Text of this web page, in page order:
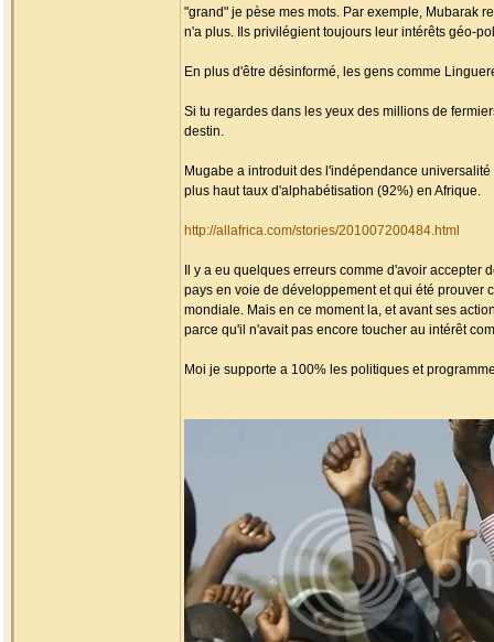
"grand" je pèse mes mots. Par exemple, Mubarak
n'a plus. Ils privilégient toujours leur intérêts géo-
En plus d'être désinformé, les gens comme
Si tu regardes dans les yeux des millions de
destin.
Mugabe a introduit des l'indépendance
plus haut taux d'alphabétisation (92%) en Afrique.
http://allafrica.com/stories/201007200484.html
Il y a eu quelques erreurs comme d'avoir
pays en voie de développement et qui été prouver
mondiale. Mais en ce moment la, et avant ses
parce qu'il n'avait pas encore toucher au intérêt
Moi je supporte a 100% les politiques et